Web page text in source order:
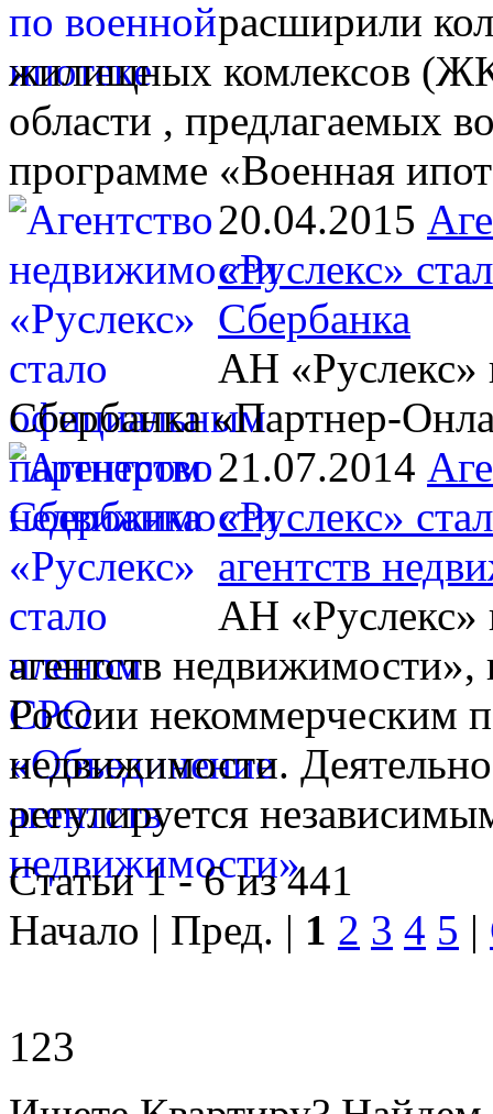
расширили
жилищных комлексов
области , предлагаемых
программе «Военная
20.04.2015
«Руслекс»
Сбербанка
АН «Руслекс»
Сбербанка «Партнер-
21.07.2014
«Руслекс»
агентств
АН «Руслекс»
агентств недвижимости»,
России некоммерческим
недвижимости.
регулируется
Статьи 1 - 6 из 441
Начало | Пред. | 1 2 3 4 5 |
123